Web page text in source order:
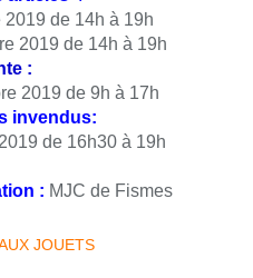
de 14h à 19h
2019 de 14h à 19h
:
2019 de 9h à 17h
invendus:
de 16h30 à 19h
: MJC de Fismes